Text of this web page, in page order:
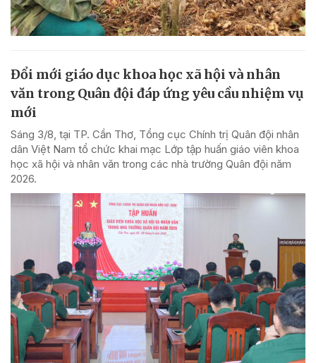
Đổi mới giáo dục khoa học xã hội và nhân
văn trong Quân đội đáp ứng yêu cầu nhiệm vụ
mới
Sáng 3/8, tại TP. Cần Thơ, Tổng cục Chính trị Quân đội nhân
dân Việt Nam tổ chức khai mạc Lớp tập huấn giáo viên khoa
học xã hội và nhân văn trong các nhà trường Quân đội năm
2026.